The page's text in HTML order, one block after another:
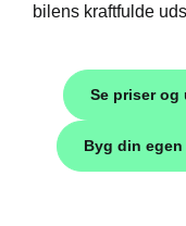
bilens kraftfulde
Se priser og
Byg din egen